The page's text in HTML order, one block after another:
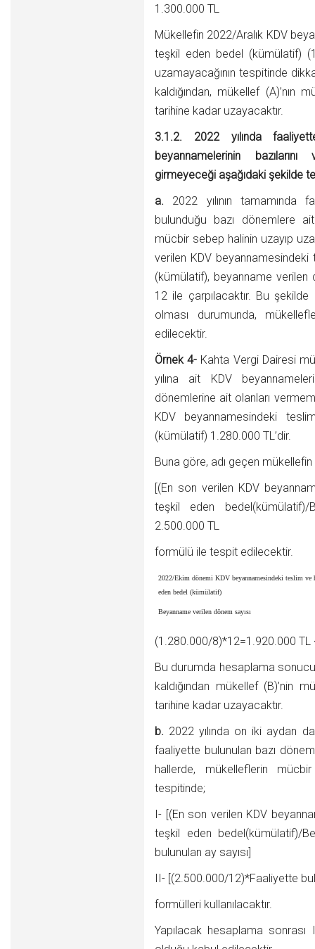
1.300.000 TL
Mükellefin 2022/Aralık KDV
teşkil eden bedel (kümülatif)
uzamayacağının tespitinde
kaldığından, mükellef
tarihine kadar uzayacaktır.
3.1.2. 2022 yılında
beyannamelerinin
girmeyeceği aşağıdaki şekilde
a. 2022 yılının tamamında
bulunduğu bazı dönemlere
mücbir sebep halinin uzayıp
verilen KDV beyannamesindeki
(kümülatif), beyanname verilen
12 ile çarpılacaktır. Bu şekilde
olması durumunda,
edilecektir.
Örnek 4- Kahta Vergi Dairesi
yılına ait KDV
dönemlerine ait olanları
KDV beyannamesindeki
(kümülatif) 1.280.000 TL’dir.
Buna göre, adı geçen mükellefin
[(En son verilen KDV
teşkil eden bedel(kümülatif)/
2.500.000 TL
formülü ile tespit edilecektir.
2022/Ekim dönemi KDV beyannamesindeki teslim ve
eden bedel (kümülatif)
Beyanname verilen dönem sayısı
(1.280.000/8)*12=1.920.000 TL
Bu durumda hesaplama sonucu
kaldığından mükellef (B)’nin
tarihine kadar uzayacaktır.
b. 2022 yılında on iki aydan
faaliyette bulunulan bazı
hallerde, mükelleflerin mücbir
tespitinde;
I- [(En son verilen KDV
teşkil eden bedel(kümülatif)/
bulunulan ay sayısı]
II- [(2.500.000/12)*Faaliyette
formülleri kullanılacaktır.
Yapılacak hesaplama